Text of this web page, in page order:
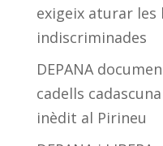
exigeix aturar les
indiscriminades
DEPANA
cadells
inèdit al Pirineu